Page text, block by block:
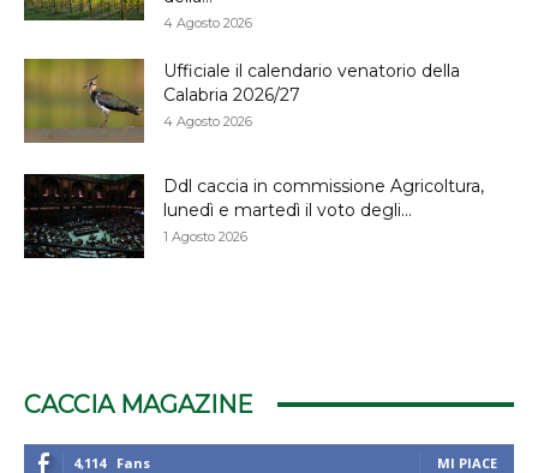
4 Agosto 2026
Ufficiale il calendario venatorio della
Calabria 2026/27
4 Agosto 2026
Ddl caccia in commissione Agricoltura,
lunedì e martedì il voto degli...
1 Agosto 2026
CACCIA MAGAZINE
4,114 Fans MI PIACE